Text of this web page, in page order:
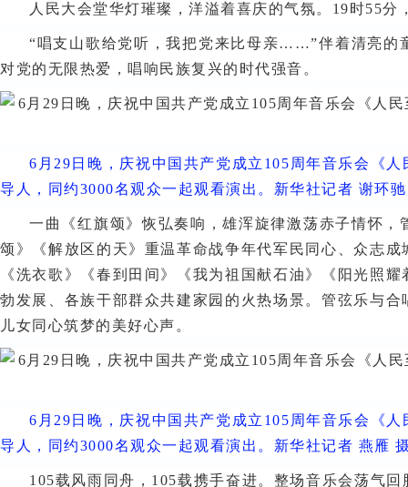
人民大会堂华灯璀璨，洋溢着喜庆的气氛。19时55
“唱支山歌给党听，我把党来比母亲……”伴着清亮的
对党的无限热爱，唱响民族复兴的时代强音。
6月29日晚，庆祝中国共产党成立105周年音乐会《
导人，同约3000名观众一起观看演出。新华社记者 谢环
一曲《红旗颂》恢弘奏响，雄浑旋律激荡赤子情怀
颂》《解放区的天》重温革命战争年代军民同心、众志
《洗衣歌》《春到田间》《我为祖国献石油》《阳光照
勃发展、各族干部群众共建家园的火热场景。管弦乐与
儿女同心筑梦的美好心声。
6月29日晚，庆祝中国共产党成立105周年音乐会《
导人，同约3000名观众一起观看演出。新华社记者 燕雁
105载风雨同舟，105载携手奋进。整场音乐会荡气